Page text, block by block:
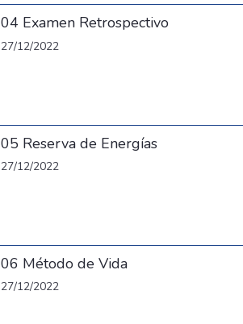
04 Examen Retrospectivo
27/12/2022
05 Reserva de Energías
27/12/2022
06 Método de Vida
27/12/2022